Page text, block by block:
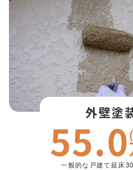
外壁塗
55.0
一般的な戸建て延床